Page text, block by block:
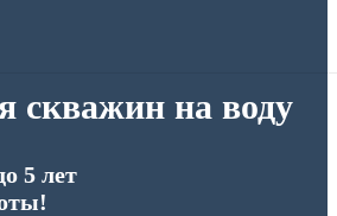
скважин на воду
5 лет